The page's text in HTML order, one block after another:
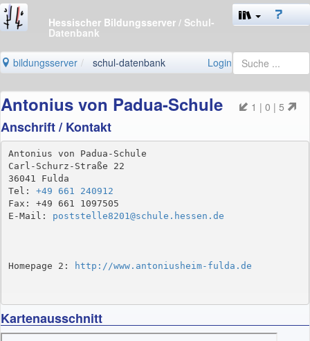
Hessischer Bildungsserver / Schul-
Datenbank
bildungsserver schul-datenbank Login
Antonius von Padua-Schule 1 | 0 | 5
Anschrift / Kontakt
Antonius von Padua-Schule
Carl-Schurz-Straße 22
36041 Fulda
Tel: +49 661 240912
Fax: +49 661 1097505
E-Mail: poststelle8201@schule.hessen.de
Homepage 2: http://www.antoniusheim-fulda.de
Kartenausschnitt